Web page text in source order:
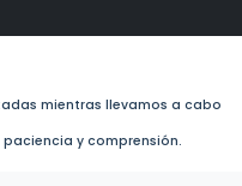
mientras llevamos a cabo
y comprensión.